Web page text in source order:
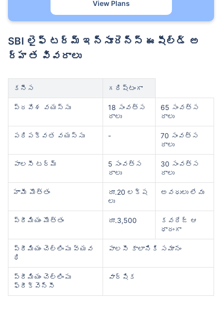
View Plans
SBI లైఫ్ టర్మ్ ఇన్సూరెన్స్ ఈషీల్డ్ అ
ర్హత వివరాలు
కనీస గరిష్టంగా
ప్రవేశ వయస్సు
18 సంవత్స
రాలు
65 సంవత్స
రాలు
పరిపక్వత వయస్సు -
70 సంవత్స
రాలు
పాలసీ టర్మ్
5 సంవత్స
రాలు
30 సంవత్స
రాలు
హామీ మొత్తం
రూ.20 లక్ష
లు
అవధులు లేవు
ప్రీమియం మొత్తం రూ.3,500
కవరేజ్ ఆ
ధారంగా
ప్రీమియం చెల్లింపు వ్యవ
ధి
పాలసీ కాలానికి సమానం
ప్రీమియం చెల్లింపు
ఫ్రీక్వెన్సీ
వార్షిక